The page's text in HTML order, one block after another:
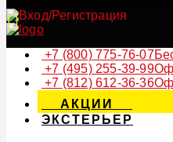
+7 (800) 775-76-07
+7 (495) 255-39-99
+7 (812) 612-36-36
АКЦИИ
ЭКСТЕРЬЕР